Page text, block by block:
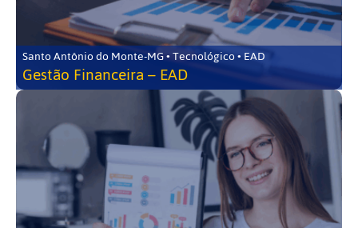
Santo Antônio do Monte-MG • Tecnológico • EAD
Gestão Financeira – EAD